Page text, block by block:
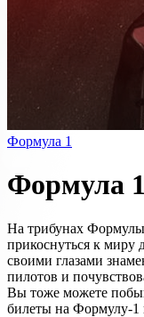
Формула 1
Формула 1
На трибунах
прикоснуться к миру
своими глазами
пилотов и
Вы тоже можете
билеты на Формулу-1